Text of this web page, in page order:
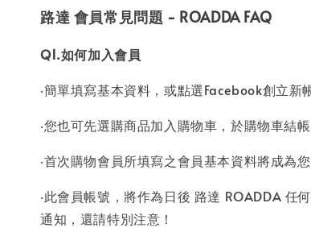
路達 會員常見問題 - ROADDA FAQ
Q1.如何加入會員
‧簡單填寫基本資料，或點選Facebook創立
‧您也可先選購商品加入購物車，於購物車結
‧首次購物會員所填寫之會員基本資料將成為
‧此會員帳號，將作為日後 路達 ROADDA
通知，還請特別注意！